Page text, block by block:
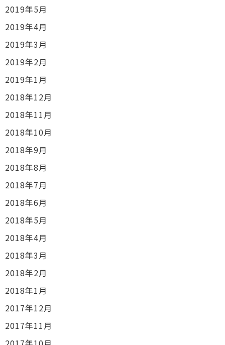
2019年5月
2019年4月
2019年3月
2019年2月
2019年1月
2018年12月
2018年11月
2018年10月
2018年9月
2018年8月
2018年7月
2018年6月
2018年5月
2018年4月
2018年3月
2018年2月
2018年1月
2017年12月
2017年11月